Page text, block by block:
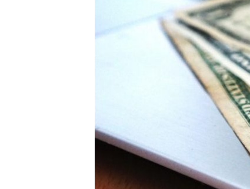
Ele ainda tem a palavra “cópia” no
Você tem uma opinião independente
de revisões é o trabalho para você.
específica. Não, você escreverá seus
Se alguém deseja criar um livro,
expresse de forma criativa e exiba
escrever sobre qualquer coisa em
tenha muito conteúdo. Além disso,
pessoas não lerão seu blog se você
marketing são prolíficos atualmente.
seu cliente é o que ajuda a vendê-lo.
permitem que você faça exatamente
Os contras dos empregos de
fornecerão uma renda estável,